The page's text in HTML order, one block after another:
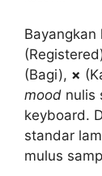
(Bagi), ×
mood nulis
keyboard.
standar
mulus